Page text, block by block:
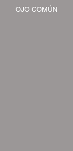
OJO COMÚN